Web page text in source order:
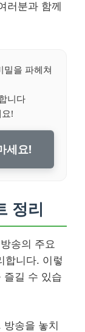
러분과 함께
밀을 파헤쳐
니다
!
세요!
정리
송의 주요
합니다. 이렇
즐길 수 있습
송을 놓치